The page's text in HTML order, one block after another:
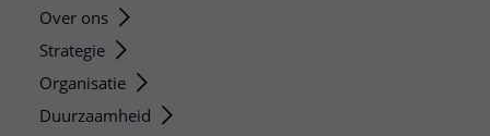
Over ons
Strategie
Organisatie
Duurzaamheid